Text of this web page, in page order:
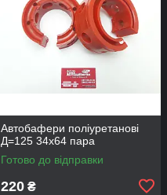
Автобафери поліуретанові
Д=125 34x64 пара
Готово до відправки
220 ₴